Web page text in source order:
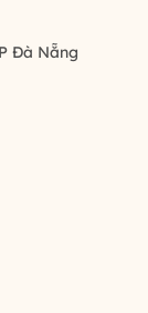
Đà Nẵng